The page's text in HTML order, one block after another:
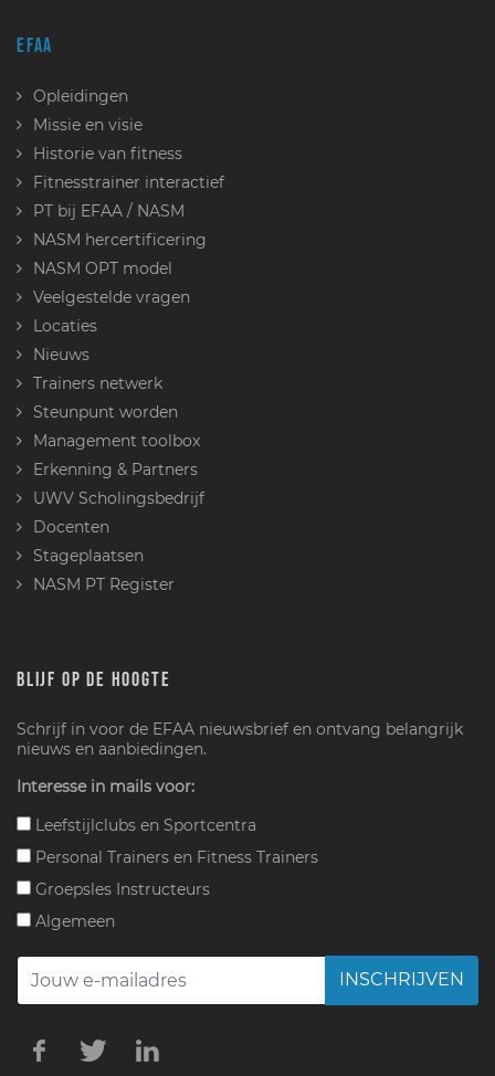
EFAA
Opleidingen
Missie en visie
Historie van fitness
Fitnesstrainer interactief
PT bij EFAA / NASM
NASM hercertificering
NASM OPT model
Veelgestelde vragen
Locaties
Nieuws
Trainers netwerk
Steunpunt worden
Management toolbox
Erkenning & Partners
UWV Scholingsbedrijf
Docenten
Stageplaatsen
NASM PT Register
BLIJF OP DE HOOGTE
Schrijf in voor de EFAA nieuwsbrief en ontvang belangrijk
nieuws en aanbiedingen.
Interesse in mails voor:
Leefstijlclubs en Sportcentra
Personal Trainers en Fitness Trainers
Groepsles Instructeurs
Algemeen
INSCHRIJVEN